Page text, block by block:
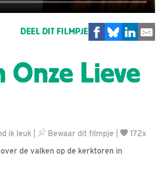
DEEL DIT FILMPJE
Onze Lieve
ik leuk Bewaar dit filmpje
172x
de valken op de kerktoren in